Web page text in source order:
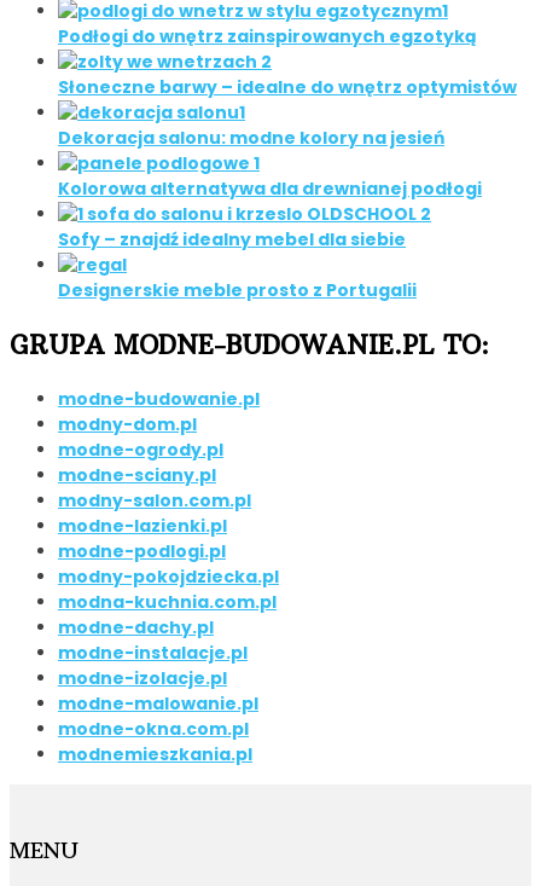
Podłogi do wnętrz zainspirowanych egzotyką
Słoneczne barwy – idealne do wnętrz optymistów
Dekoracja salonu: modne kolory na jesień
Kolorowa alternatywa dla drewnianej podłogi
Sofy – znajdź idealny mebel dla siebie
Designerskie meble prosto z Portugalii
GRUPA MODNE-BUDOWANIE.PL TO:
modne-budowanie.pl
modny-dom.pl
modne-ogrody.pl
modne-sciany.pl
modny-salon.com.pl
modne-lazienki.pl
modne-podlogi.pl
modny-pokojdziecka.pl
modna-kuchnia.com.pl
modne-dachy.pl
modne-instalacje.pl
modne-izolacje.pl
modne-malowanie.pl
modne-okna.com.pl
modnemieszkania.pl
MENU